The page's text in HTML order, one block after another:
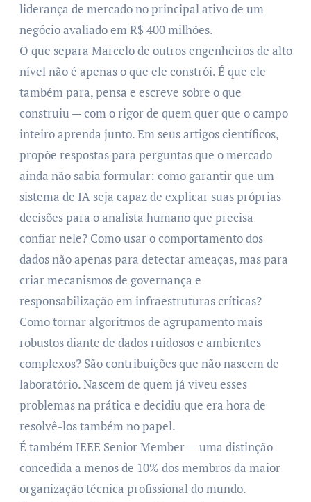
liderança de mercado no principal ativo de um
negócio avaliado em R$ 400 milhões.
O que separa Marcelo de outros engenheiros de alto
nível não é apenas o que ele constrói. É que ele
também para, pensa e escreve sobre o que
construiu — com o rigor de quem quer que o campo
inteiro aprenda junto. Em seus artigos científicos,
propõe respostas para perguntas que o mercado
ainda não sabia formular: como garantir que um
sistema de IA seja capaz de explicar suas próprias
decisões para o analista humano que precisa
confiar nele? Como usar o comportamento dos
dados não apenas para detectar ameaças, mas para
criar mecanismos de governança e
responsabilização em infraestruturas críticas?
Como tornar algoritmos de agrupamento mais
robustos diante de dados ruidosos e ambientes
complexos? São contribuições que não nascem de
laboratório. Nascem de quem já viveu esses
problemas na prática e decidiu que era hora de
resolvê-los também no papel.
É também IEEE Senior Member — uma distinção
concedida a menos de 10% dos membros da maior
organização técnica profissional do mundo.